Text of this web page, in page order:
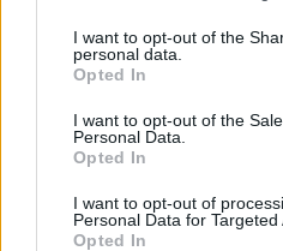
I want to opt-out of the
personal data.
Opted In
I want to opt-out of the
Personal Data.
Opted In
I want to opt-out of
Personal Data for Targeted
Opted In
VIDEO/ Ndërhyrja “horror”
e Enea Mihajt në MLS,
mbrojtësi ndëshkohet me
të kuq dhe gjobë